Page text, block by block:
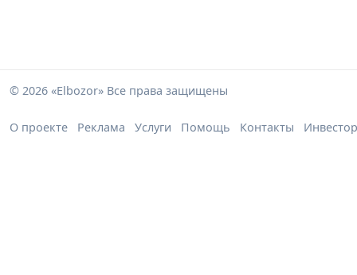
© 2026 «Elbozor» Все права защищены
О проекте Реклама Услуги Помощь Контакты